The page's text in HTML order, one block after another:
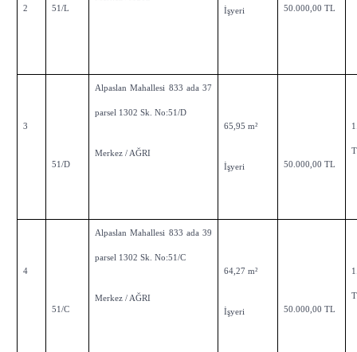
2 51/L İşyeri 50.000,00 TL
3
51/D
Alpaslan Mahallesi 833 ada 37
parsel 1302 Sk. No:51/D
Merkez / AĞRI
65,95 m²
İşyeri 50.000,00 TL
4
51/C
Alpaslan Mahallesi 833 ada 39
parsel 1302 Sk. No:51/C
Merkez / AĞRI
64,27 m²
İşyeri 50.000,00 TL